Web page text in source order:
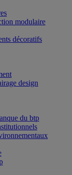
modulaire
décoratifs
design
du btp